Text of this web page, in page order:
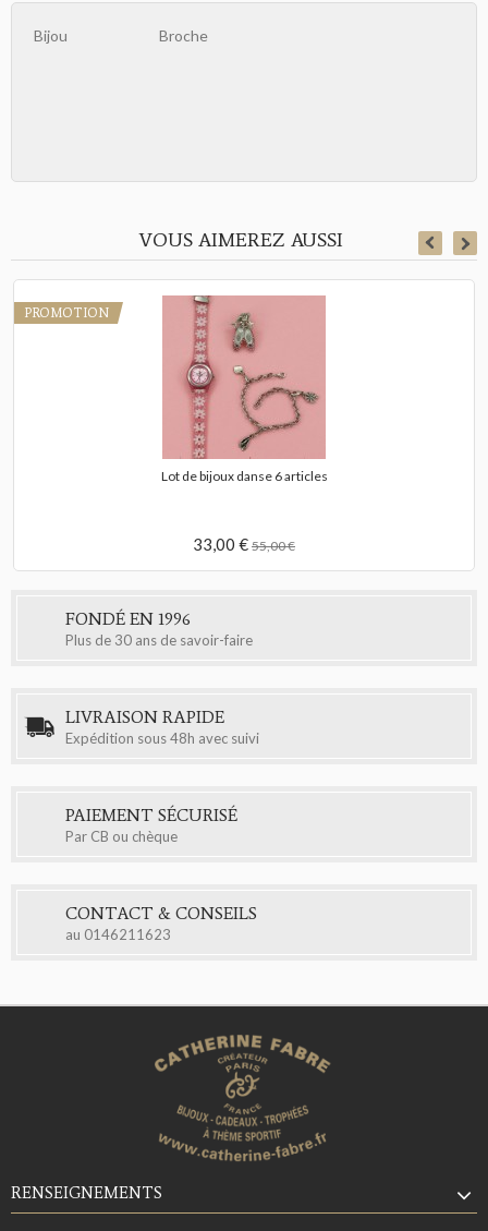
Bijou Broche
VOUS AIMEREZ AUSSI
PROMOTION
Lot de bijoux danse 6 articles
33,00 € 55,00 €
FONDÉ EN 1996
Plus de 30 ans de savoir-faire
LIVRAISON RAPIDE
Expédition sous 48h avec suivi
PAIEMENT SÉCURISÉ
Par CB ou chèque
CONTACT & CONSEILS
au 0146211623
RENSEIGNEMENTS